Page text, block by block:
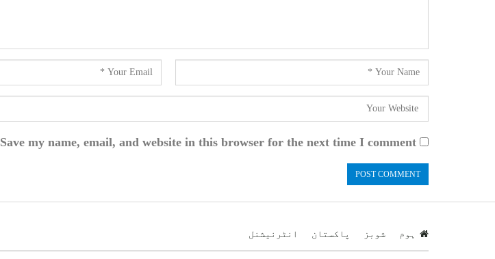
Save my name, email, and website in this browser for the next time I comment.
ہوم شوبز پاکستان انٹرنیشنل